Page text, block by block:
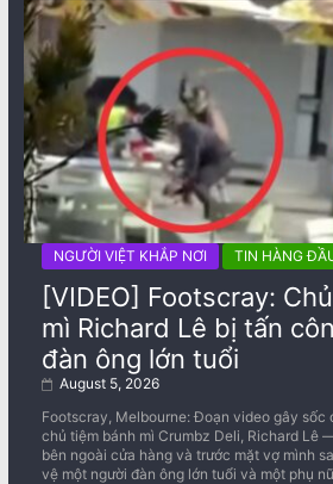
NGƯỜI VIỆT KHẮP NƠI TIN HÀNG
[VIDEO] Footscray:
mì Richard Lê bị tấn
đàn ông lớn tuổi
August 5, 2026
Footscray, Melbourne: Đoạn video gây sốc
chủ tiệm bánh mì Crumbz Deli, Richard Lê
bên ngoài cửa hàng và trước mặt vợ mình
vệ một người đàn ông lớn tuổi và một phụ